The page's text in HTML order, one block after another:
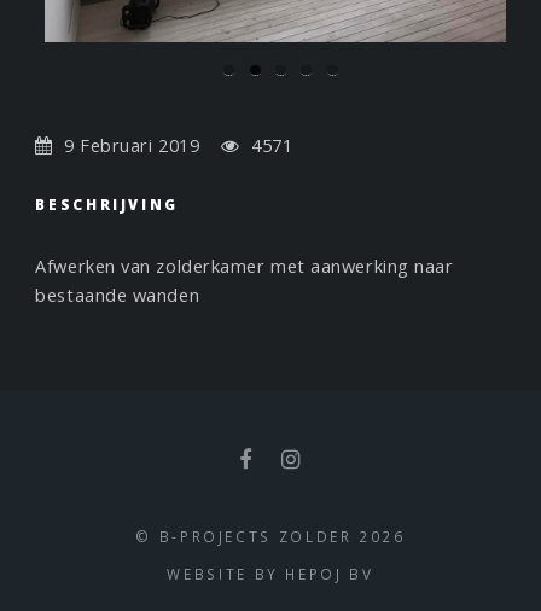
9 Februari 2019 4571
BESCHRIJVING
Afwerken van zolderkamer met aanwerking naar
bestaande wanden
© B-PROJECTS ZOLDER 2026
WEBSITE BY HEPOJ BV